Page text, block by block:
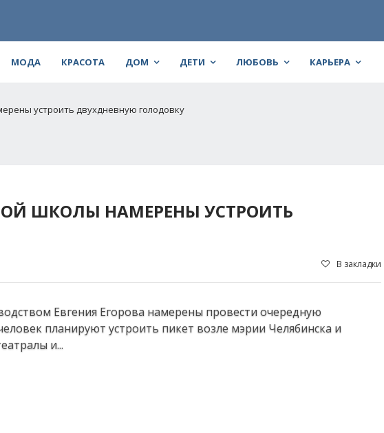
МОДА КРАСОТА ДОМ ДЕТИ ЛЮБОВЬ КАРЬЕРА
устроить двухдневную голодовку
ШКОЛЫ НАМЕРЕНЫ УСТРОИТЬ
В закладки
Евгения Егорова намерены провести очередную
планируют устроить пикет возле мэрии Челябинска и
и...